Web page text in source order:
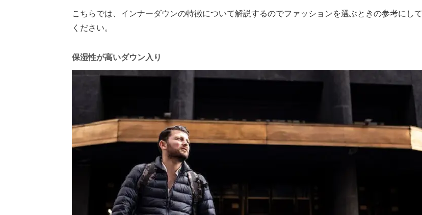
こちらでは、インナーダウンの特徴について解説するのでファッションを選ぶときの参考にして
ください。
保湿性が高いダウン入り